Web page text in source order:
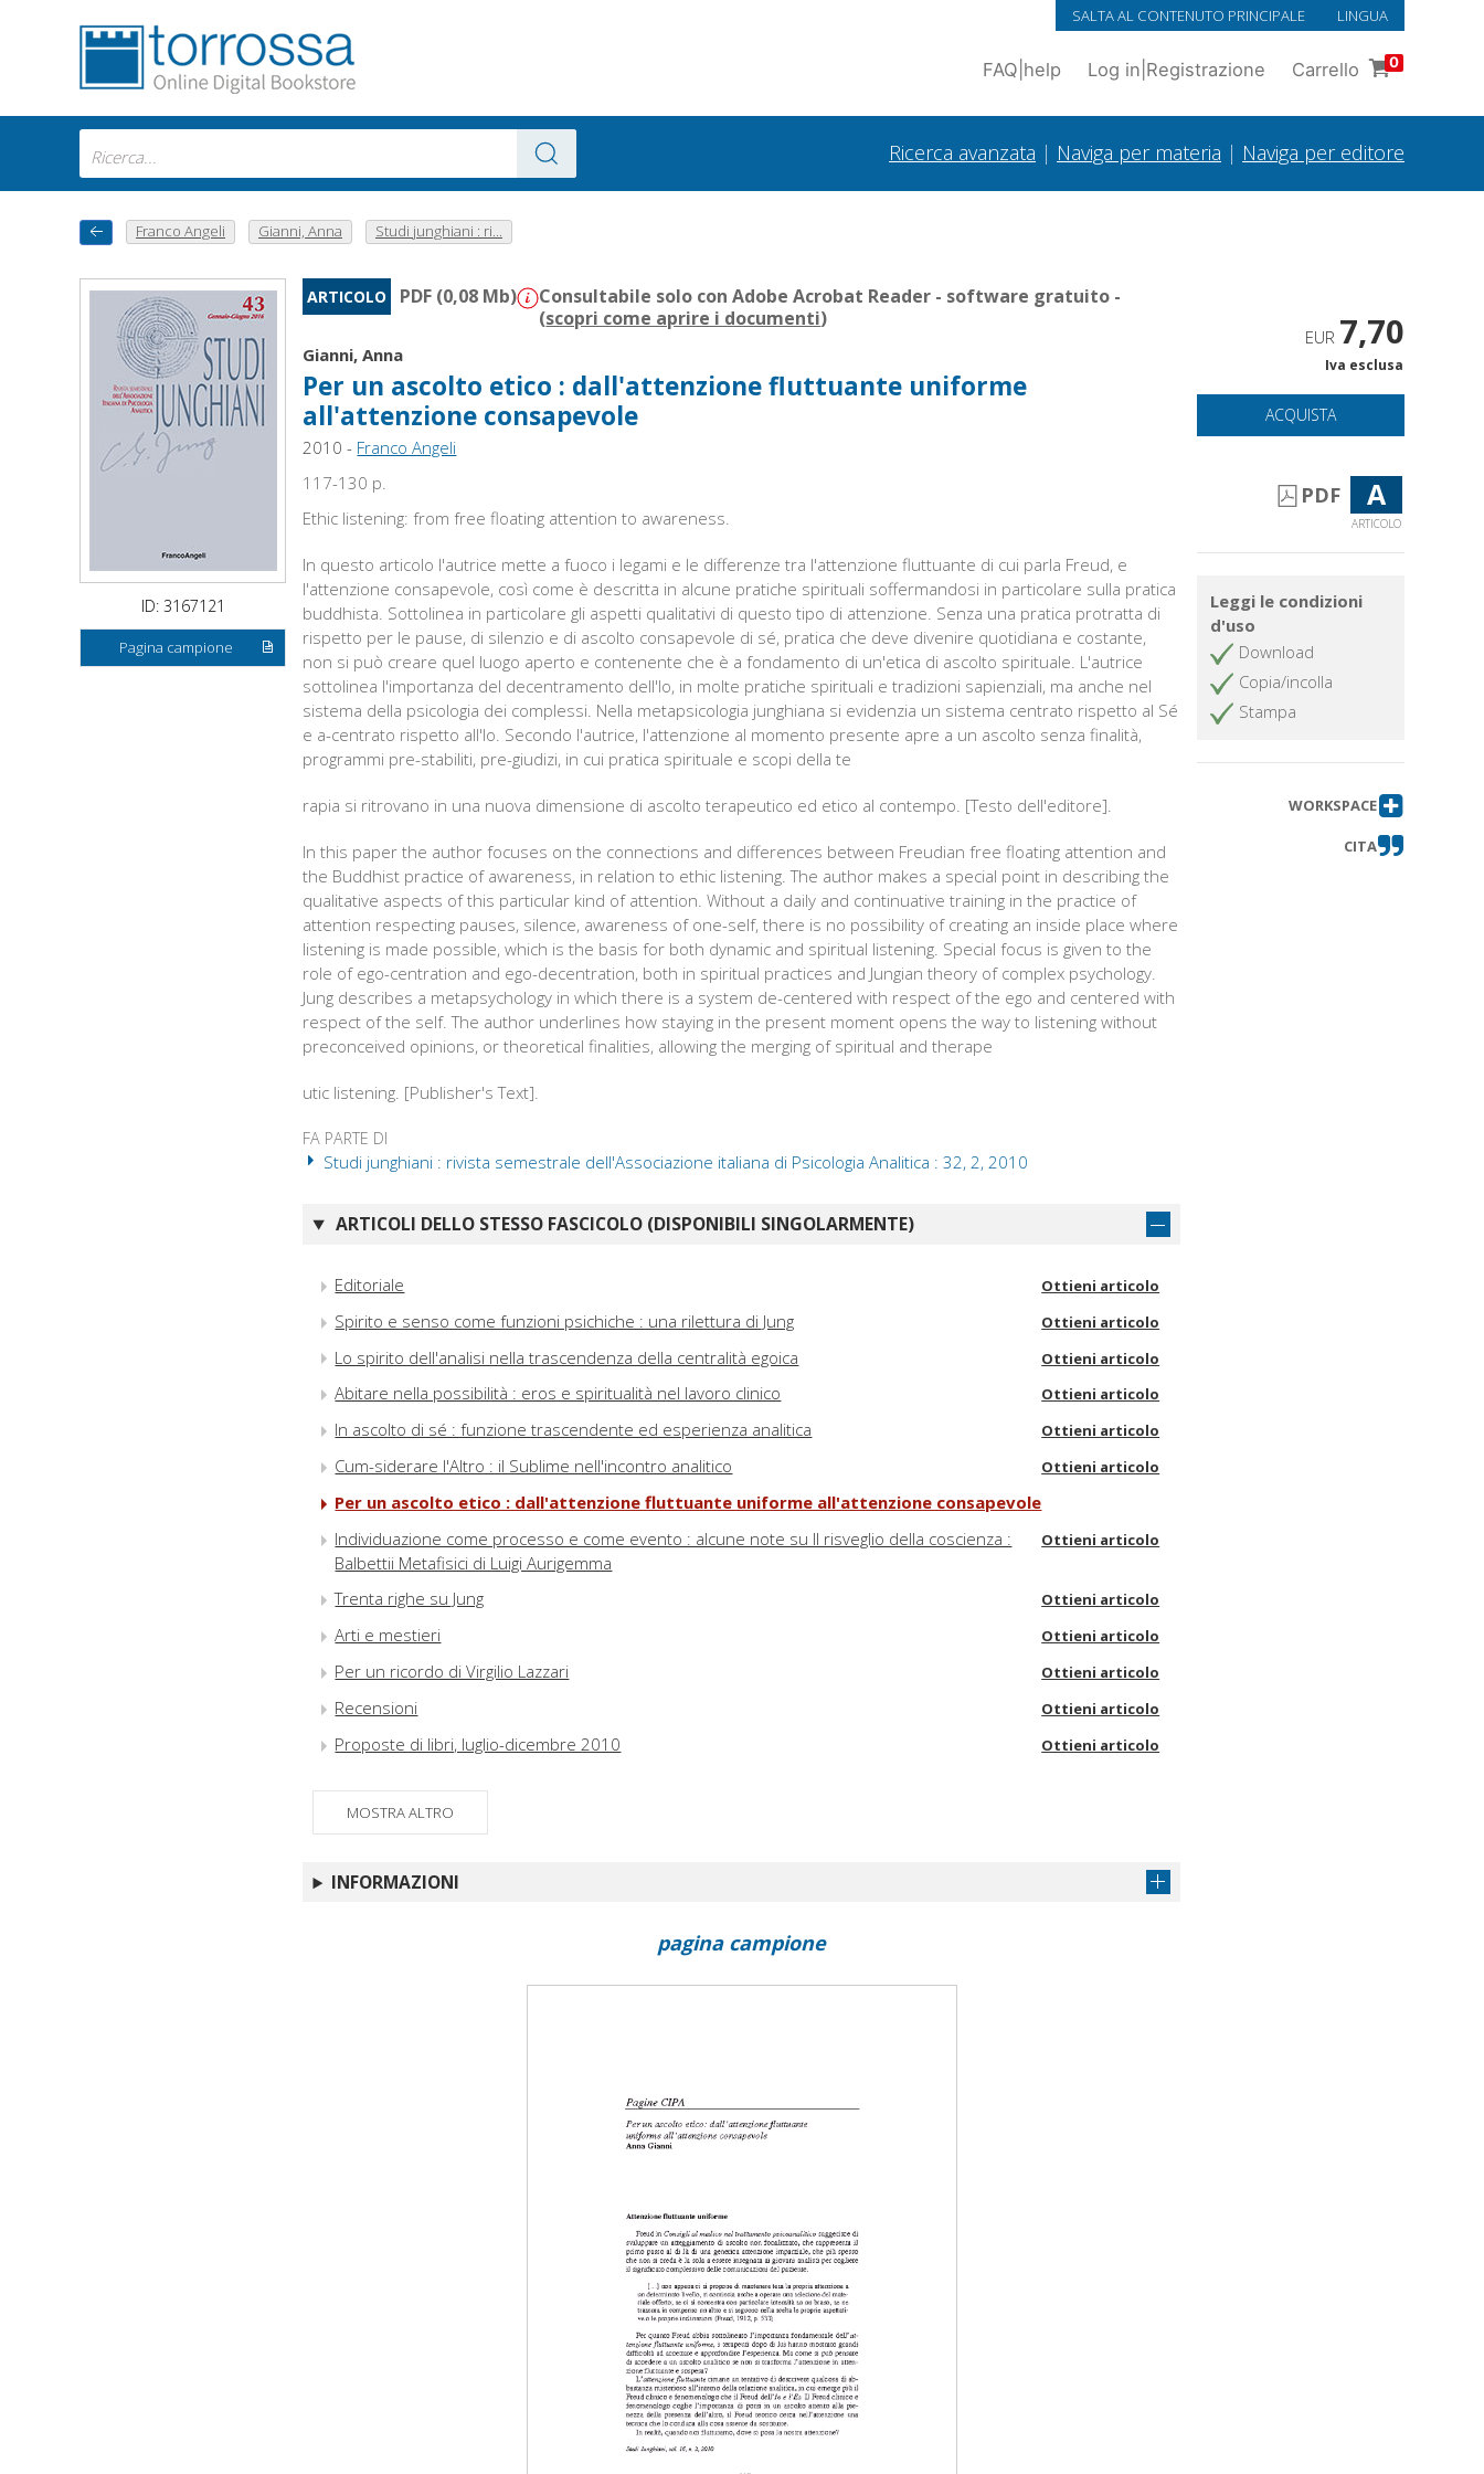
SALTA AL CONTENUTO PRINCIPALE LINGUA
FAQ help Log in Registrazione Carrello 0
Ricerca avanzata | Naviga per materia | Naviga per editore
Franco Angeli Gianni, Anna Studi junghiani : ri...
ID: 3167121
Pagina campione
ARTICOLO PDF (0,08 Mb)
Consultabile solo con Adobe Acrobat Reader - software gratuito -
(scopri come aprire i documenti)
Gianni, Anna
Per un ascolto etico : dall'attenzione fluttuante uniforme
all'attenzione consapevole
2010 - Franco Angeli
117-130 p.
Ethic listening: from free floating attention to awareness.
In questo articolo l'autrice mette a fuoco i legami e le differenze tra l'attenzione fluttuante di cui parla Freud, e
l'attenzione consapevole, così come è descritta in alcune pratiche spirituali soffermandosi in particolare sulla pratica
buddhista. Sottolinea in particolare gli aspetti qualitativi di questo tipo di attenzione. Senza una pratica protratta di
rispetto per le pause, di silenzio e di ascolto consapevole di sé, pratica che deve divenire quotidiana e costante,
non si può creare quel luogo aperto e contenente che è a fondamento di un'etica di ascolto spirituale. L'autrice
sottolinea l'importanza del decentramento dell'Io, in molte pratiche spirituali e tradizioni sapienziali, ma anche nel
sistema della psicologia dei complessi. Nella metapsicologia junghiana si evidenzia un sistema centrato rispetto al Sé
e a-centrato rispetto all'Io. Secondo l'autrice, l'attenzione al momento presente apre a un ascolto senza finalità,
programmi pre-stabiliti, pre-giudizi, in cui pratica spirituale e scopi della te
rapia si ritrovano in una nuova dimensione di ascolto terapeutico ed etico al contempo. [Testo dell'editore].
In this paper the author focuses on the connections and differences between Freudian free floating attention and
the Buddhist practice of awareness, in relation to ethic listening. The author makes a special point in describing the
qualitative aspects of this particular kind of attention. Without a daily and continuative training in the practice of
attention respecting pauses, silence, awareness of one-self, there is no possibility of creating an inside place where
listening is made possible, which is the basis for both dynamic and spiritual listening. Special focus is given to the
role of ego-centration and ego-decentration, both in spiritual practices and Jungian theory of complex psychology.
Jung describes a metapsychology in which there is a system de-centered with respect of the ego and centered with
respect of the self. The author underlines how staying in the present moment opens the way to listening without
preconceived opinions, or theoretical finalities, allowing the merging of spiritual and therape
utic listening. [Publisher's Text].
FA PARTE DI
Studi junghiani : rivista semestrale dell'Associazione italiana di Psicologia Analitica : 32, 2, 2010
ARTICOLI DELLO STESSO FASCICOLO (DISPONIBILI SINGOLARMENTE)
Editoriale Ottieni articolo
Spirito e senso come funzioni psichiche : una rilettura di Jung Ottieni articolo
Lo spirito dell'analisi nella trascendenza della centralità egoica Ottieni articolo
Abitare nella possibilità : eros e spiritualità nel lavoro clinico Ottieni articolo
In ascolto di sé : funzione trascendente ed esperienza analitica Ottieni articolo
Cum-siderare l'Altro : il Sublime nell'incontro analitico Ottieni articolo
Per un ascolto etico : dall'attenzione fluttuante uniforme all'attenzione consapevole
Individuazione come processo e come evento : alcune note su Il risveglio della coscienza :
Balbettii Metafisici di Luigi Aurigemma
Ottieni articolo
Trenta righe su Jung Ottieni articolo
Arti e mestieri Ottieni articolo
Per un ricordo di Virgilio Lazzari Ottieni articolo
Recensioni Ottieni articolo
Proposte di libri, luglio-dicembre 2010 Ottieni articolo
MOSTRA ALTRO
INFORMAZIONI
EUR 7,70
Iva esclusa
ACQUISTA
PDF A
ARTICOLO
Leggi le condizioni
d'uso
Download
Copia/incolla
Stampa
WORKSPACE
CITA
pagina campione